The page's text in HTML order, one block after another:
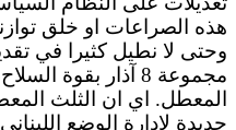
هذه الصراعات او خلق
وحتى لا نطيل كثيرا في
المعطل. اي ان الثلث